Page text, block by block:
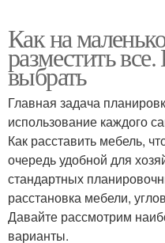
Как на
разместить
выбрать
Главная задача
использование каждого
Как расставить мебель,
очередь удобной для
стандартных
расстановка мебели,
Давайте рассмотрим
варианты.